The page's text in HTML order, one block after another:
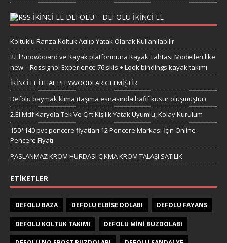
IKINCI EL DEFOLU – DEFOLU IKINCI EL
Koltuklu Ranza Koltuk Açılıp Yatak Olarak Kullanılabilir
2.El Snowboard ve Kayak platformuna Kayak Tahtası Modelleri like
new – Rossignol Experience 76 skis + Look bindings kayak takımı
İKİNCİ EL İTHAL PLEYWOODLAR GELMİŞTİR
Defolu baymak klima (taşıma esnasında hafif kusur oluşmuştur)
2.El Mdf Karyola Tek Ve Çift Kişilik Yatak Uyumlu, Kolay Kurulum
150*140 pvc pencere fiyatları 12 Pencere Markası İçin Online
Pencere Fiyatı
PASLANMAZ KROM HURDASI ÇIKMA KROM TALAŞI SATILIK
ETIKETLER
DEFOLU BAZA DEFOLU ELBISE DOLABI DEFOLU FAYANS
DEFOLU KOLTUK TAKIMI DEFOLU MINI BUZDOLABI